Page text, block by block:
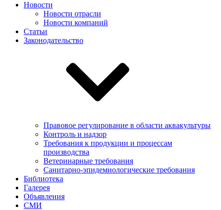
Новости
Новости отрасли
Новости компаний
Статьи
Законодательство
Правовое регулирование в области аквакультуры
Контроль и надзор
Требования к продукции и процессам
производства
Ветеринарные требования
Санитарно-эпидемиологические требования
Библиотека
Галерея
Объявления
СМИ